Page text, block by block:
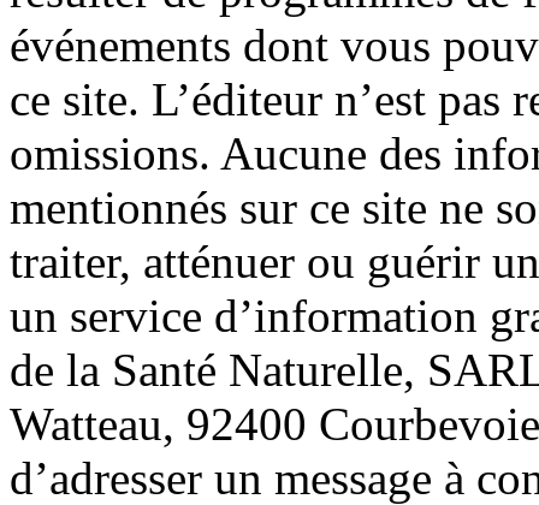
événements dont vous
ce site. L’éditeur n’est pas
omissions. Aucune des
mentionnés sur ce site ne
traiter, atténuer ou guérir
un service d’information
de la Santé Naturelle,
Watteau, 92400
d’adresser un message à